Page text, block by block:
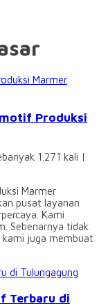
Produksi
1.271 kali |
Marmer
pusat layanan
Kami
Sebenarnya tidak
kami juga membuat
Terbaru di